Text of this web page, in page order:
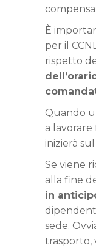
È
per il
rispetto
Quando
a lavorare
inizierà
Se viene
alla fine
in
sede.
trasporto,